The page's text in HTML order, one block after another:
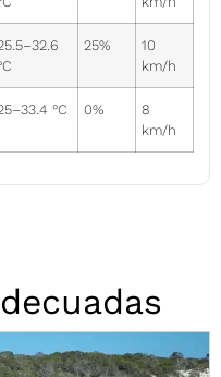
25%
10
km/h
°C 0%
8
km/h